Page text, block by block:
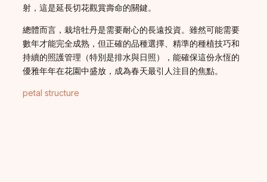
射，這是延長切花觀賞壽命的關鍵。
總體而言，栽培牡丹是需要耐心的長遠投資。雖然可能需要
數年才能完全成熟，但正確的品種選擇、精準的種植技巧和
持續的照護管理（特別是排水與日照），能確保這份永恆的
優雅年年在花園中盛放，成為春天最引人注目的焦點。
petal structure